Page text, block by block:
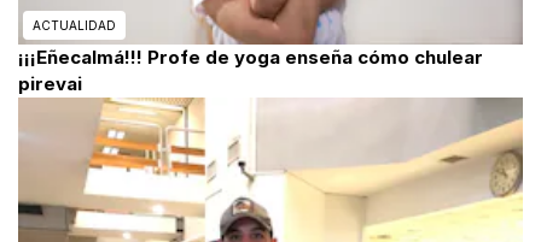
ACTUALIDAD
¡¡¡Eñecalmá!!! Profe de yoga enseña cómo chulear
pirevai